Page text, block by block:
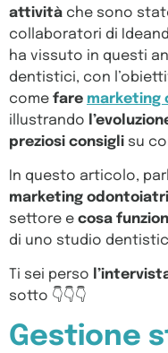
attività che sono
collaboratori di
ha vissuto in questi
dentistici, con
come fare marketing
illustrando
preziosi consigli su
In questo articolo,
marketing
settore e cosa
di uno studio
Ti sei perso
sotto 👇👇👇
Gestione